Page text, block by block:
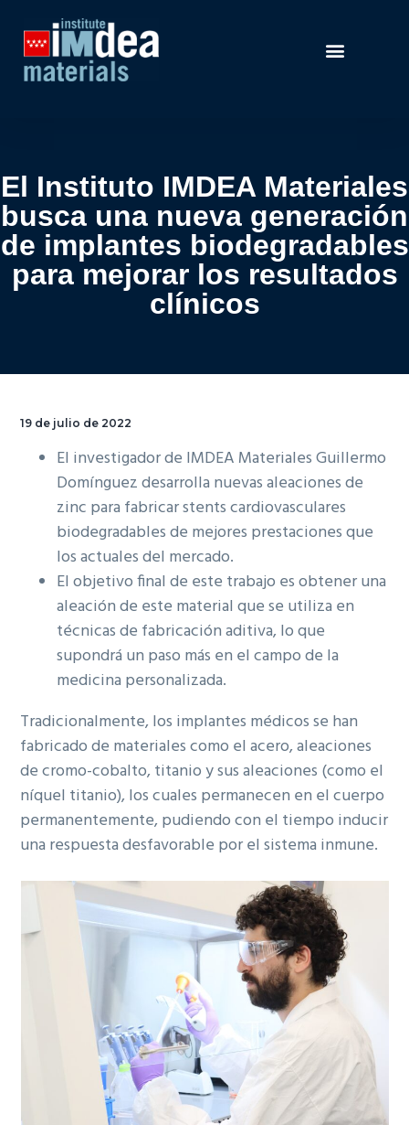
El Instituto IMDEA Materiales
busca una nueva generación
de implantes biodegradables
para mejorar los resultados
clínicos
19 de julio de 2022
El investigador de IMDEA Materiales Guillermo
Domínguez desarrolla nuevas aleaciones de
zinc para fabricar stents cardiovasculares
biodegradables de mejores prestaciones que
los actuales del mercado.
El objetivo final de este trabajo es obtener una
aleación de este material que se utiliza en
técnicas de fabricación aditiva, lo que
supondrá un paso más en el campo de la
medicina personalizada.
Tradicionalmente, los implantes médicos se han
fabricado de materiales como el acero, aleaciones
de cromo-cobalto, titanio y sus aleaciones (como el
níquel titanio), los cuales permanecen en el cuerpo
permanentemente, pudiendo con el tiempo inducir
una respuesta desfavorable por el sistema inmune.